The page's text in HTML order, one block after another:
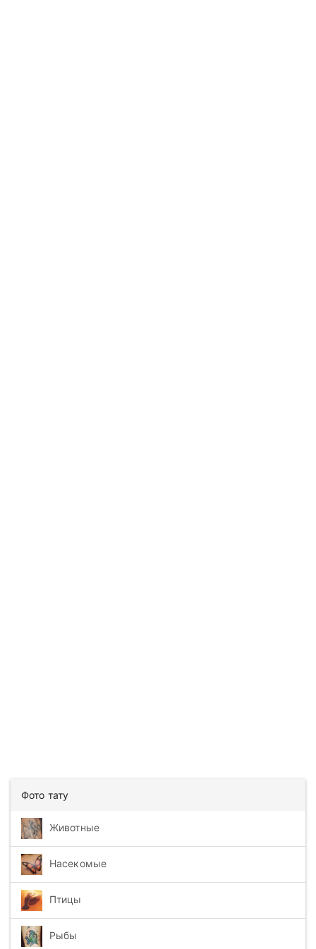
Фото тату
Животные
Насекомые
Птицы
Рыбы